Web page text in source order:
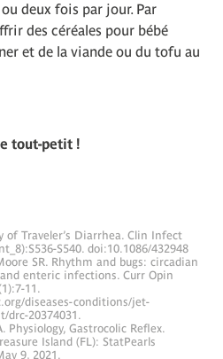
deux fois par jour. Par
des céréales pour bébé
et de la viande ou du tofu au
tout-petit !
of Traveler’s Diarrhea. Clin Infect
S540. doi:10.1086/432948
SR. Rhythm and bugs: circadian
enteric infections. Curr Opin
11.
diseases-conditions/jet-
drc-20374031.
Physiology, Gastrocolic Reflex.
Island (FL): StatPearls
9, 2021.